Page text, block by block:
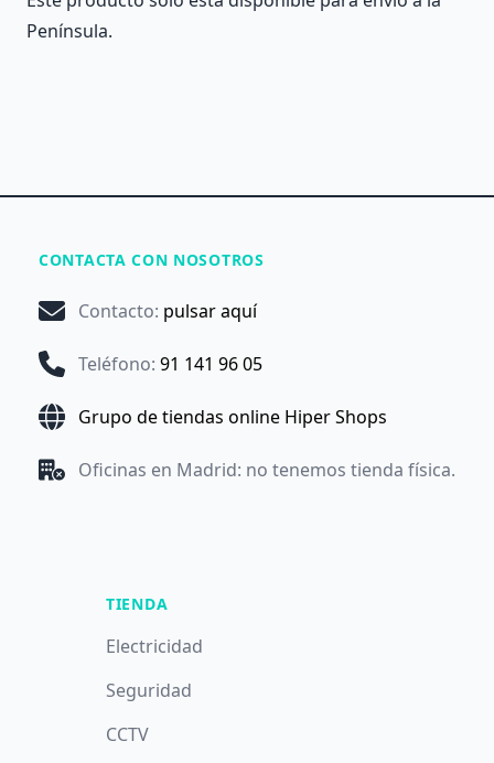
Península.
CONTACTA CON NOSOTROS
Contacto: pulsar aquí
Teléfono: 91 141 96 05
Grupo de tiendas online Hiper Shops
Oficinas en Madrid: no tenemos tienda física.
TIENDA
Electricidad
Seguridad
CCTV